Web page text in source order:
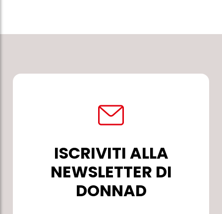
ISCRIVITI ALLA
NEWSLETTER DI
DONNAD